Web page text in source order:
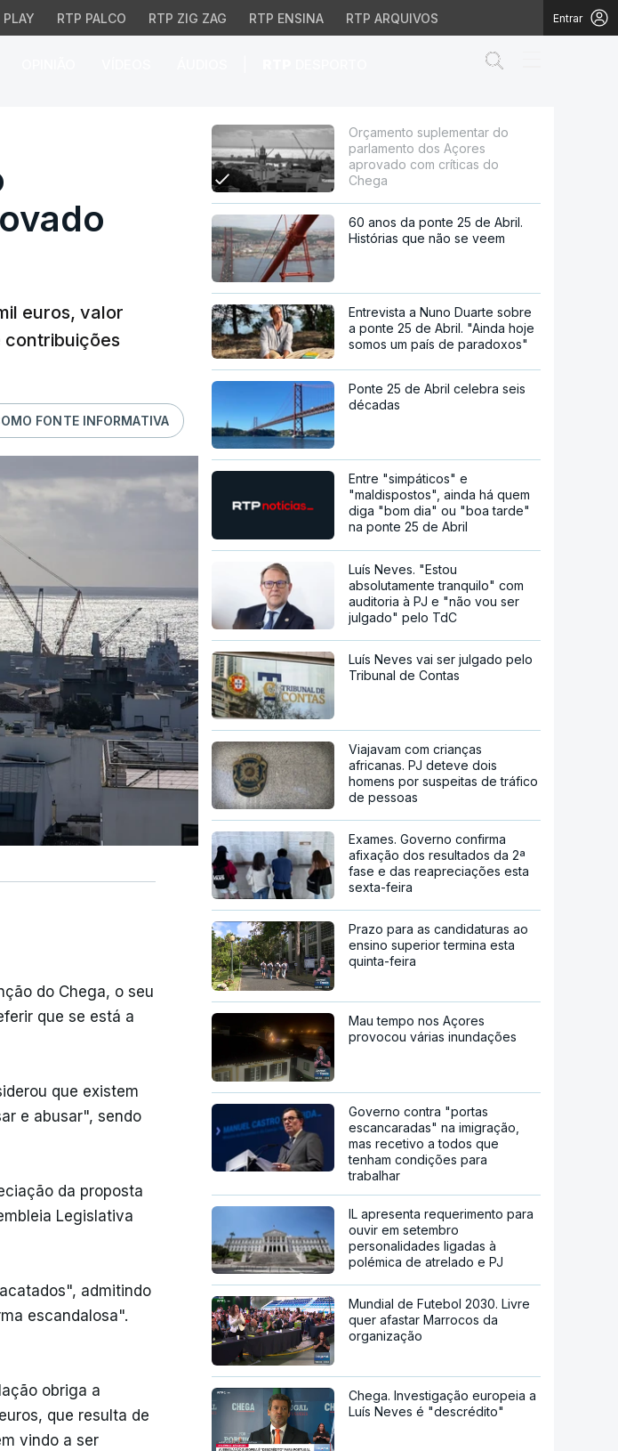
PLAY RTP PALCO RTP ZIG ZAG RTP ENSINA RTP ARQUIVOS Entrar
dos Açores aprovado
euros, valor
contribuições
FONTE INFORMATIVA
do Chega, o seu
que se está a
que existem
e abusar", sendo
da proposta
Legislativa
admitindo
escandalosa".
obriga a
que resulta de
vindo a ser
Orçamento suplementar do
parlamento dos Açores
aprovado com críticas do
Chega
60 anos da ponte 25 de Abril.
Histórias que não se veem
Entrevista a Nuno Duarte sobre
a ponte 25 de Abril. "Ainda hoje
somos um país de paradoxos"
Ponte 25 de Abril celebra seis
décadas
Entre "simpáticos" e
"maldispostos", ainda há quem
diga "bom dia" ou "boa tarde"
na ponte 25 de Abril
Luís Neves. "Estou
absolutamente tranquilo" com
auditoria à PJ e "não vou ser
julgado" pelo TdC
Luís Neves vai ser julgado pelo
Tribunal de Contas
Viajavam com crianças
africanas. PJ deteve dois
homens por suspeitas de tráfico
de pessoas
Exames. Governo confirma
afixação dos resultados da 2ª
fase e das reapreciações esta
sexta-feira
Prazo para as candidaturas ao
ensino superior termina esta
quinta-feira
Mau tempo nos Açores
provocou várias inundações
Governo contra "portas
escancaradas" na imigração,
mas recetivo a todos que
tenham condições para
trabalhar
IL apresenta requerimento para
ouvir em setembro
personalidades ligadas à
polémica de atrelado e PJ
Mundial de Futebol 2030. Livre
quer afastar Marrocos da
organização
Chega. Investigação europeia a
Luís Neves é "descrédito"